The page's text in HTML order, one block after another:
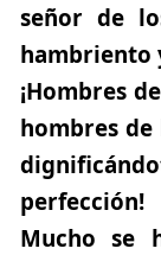
señor de
hambriento
¡Hombres
hombres
perfección!
Mucho se